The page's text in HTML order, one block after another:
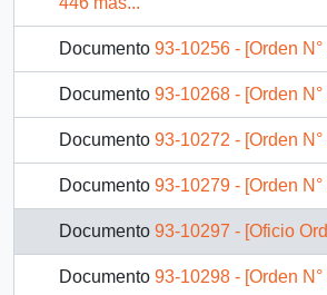
Documento 93-10256 - [Orden N° 355 y 356 de
Documento 93-10268 - [Orden N° 1183 de la División
Documento 93-10272 - [Orden N° 1739 del
Documento 93-10279 - [Orden N° 295 de
Documento 93-10297 - [Oficio Orden N° 38
Documento 93-10298 - [Orden N° 5104/219/086 del